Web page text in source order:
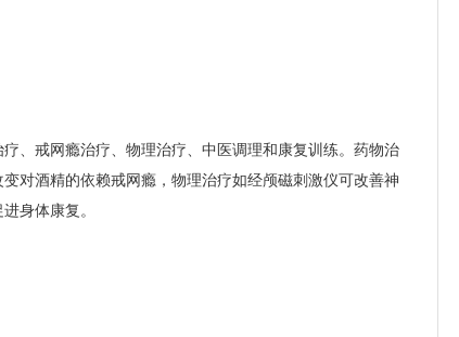
、戒网瘾治疗、物理治疗、中医调理和康复训练。药物治
对酒精的依赖戒网瘾，物理治疗如经颅磁刺激仪可改善神
身体康复。